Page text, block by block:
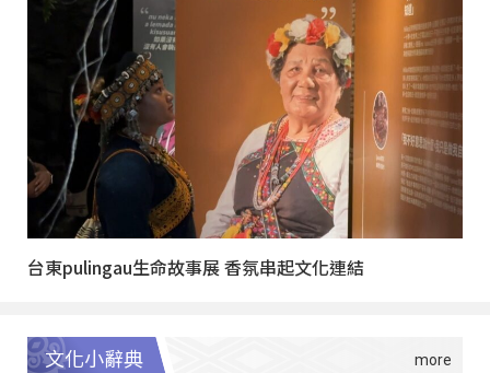
台東pulingau生命故事展 香氛串起文化連結
文化小辭典